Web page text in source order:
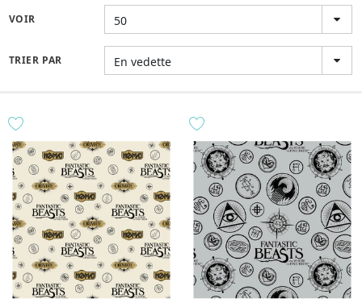
VOIR 50
TRIER PAR En vedette